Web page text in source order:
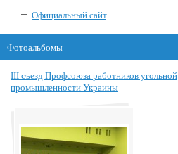
Официальный сайт.
Фотоальбомы
III съезд Профсоюза работников угольной
промышленности Украины